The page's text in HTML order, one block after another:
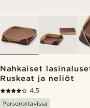
Nahkaiset
Ruskeat ja neliöt
4.5
Personoitavissa